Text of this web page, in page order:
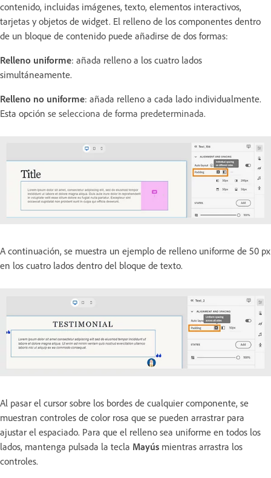
contenido, incluidas imágenes, texto, elementos interactivos,
tarjetas y objetos de widget. El relleno de los componentes dentro
de un bloque de contenido puede añadirse de dos formas:
Relleno uniforme: añada relleno a los cuatro lados
simultáneamente.
Relleno no uniforme: añada relleno a cada lado individualmente.
Esta opción se selecciona de forma predeterminada.
A continuación, se muestra un ejemplo de relleno uniforme de 50 px
en los cuatro lados dentro del bloque de texto.
Al pasar el cursor sobre los bordes de cualquier componente, se
muestran controles de color rosa que se pueden arrastrar para
ajustar el espaciado. Para que el relleno sea uniforme en todos los
lados, mantenga pulsada la tecla Mayús mientras arrastra los
controles.